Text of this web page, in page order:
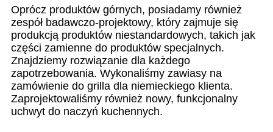
Oprócz produktów górnych, posiadamy również
zespół badawczo-projektowy, który zajmuje się
produkcją produktów niestandardowych, takich jak
części zamienne do produktów specjalnych.
Znajdziemy rozwiązanie dla każdego
zapotrzebowania. Wykonaliśmy zawiasy na
zamówienie do grilla dla niemieckiego klienta.
Zaprojektowaliśmy również nowy, funkcjonalny
uchwyt do naczyń kuchennych.